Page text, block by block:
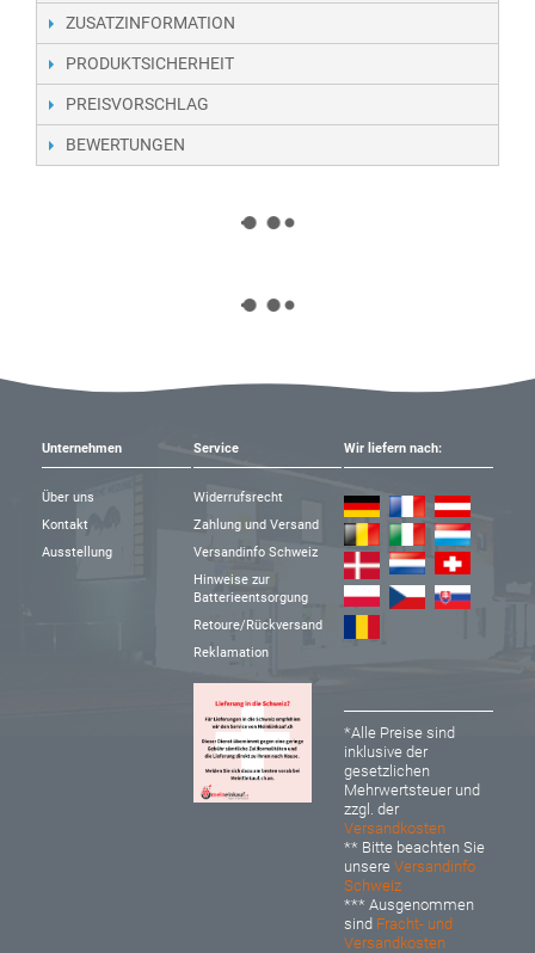
ZUSATZINFORMATION
PRODUKTSICHERHEIT
PREISVORSCHLAG
BEWERTUNGEN
Unternehmen
Über uns
Kontakt
Ausstellung
Service
Widerrufsrecht
Zahlung und Versand
Versandinfo Schweiz
Hinweise zur
Batterieentsorgung
Retoure/Rückversand
Reklamation
Wir liefern nach:
*Alle Preise sind
inklusive der
gesetzlichen
Mehrwertsteuer und
zzgl. der
Versandkosten
** Bitte beachten Sie
unsereVersandinfo
Schweiz
*** Ausgenommen
sind Fracht- und
Versandkosten